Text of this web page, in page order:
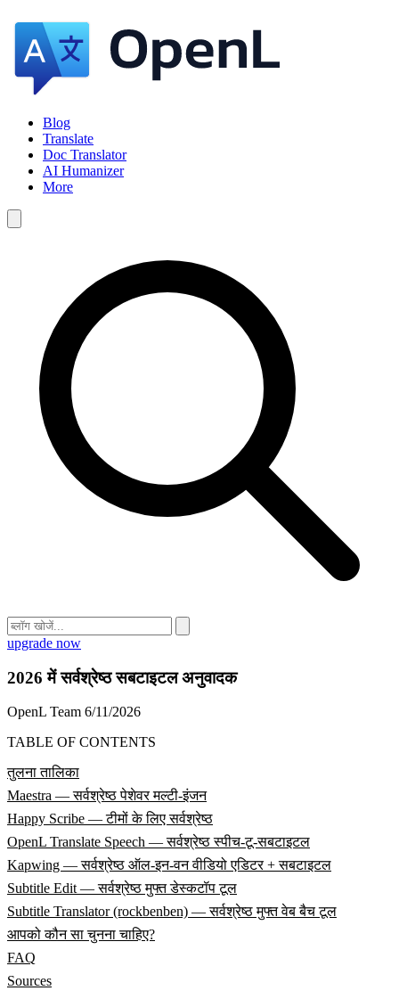
Blog
Translate
Doc Translator
AI Humanizer
More
upgrade now
2026 में सर्वश्रेष्ठ सबटाइटल अनुवादक
OpenL Team 6/11/2026
TABLE OF CONTENTS
तुलना तालिका
Maestra — सर्वश्रेष्ठ पेशेवर मल्टी-इंजन
Happy Scribe — टीमों के लिए सर्वश्रेष्ठ
OpenL Translate Speech — सर्वश्रेष्ठ स्पीच-टू-सबटाइटल
Kapwing — सर्वश्रेष्ठ ऑल-इन-वन वीडियो एडिटर + सबटाइटल
Subtitle Edit — सर्वश्रेष्ठ मुफ्त डेस्कटॉप टूल
Subtitle Translator (rockbenben) — सर्वश्रेष्ठ मुफ्त वेब बैच टूल
आपको कौन सा चुनना चाहिए?
FAQ
Sources